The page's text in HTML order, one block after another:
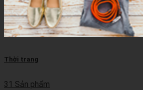
Thời trang
31 Sản phẩm